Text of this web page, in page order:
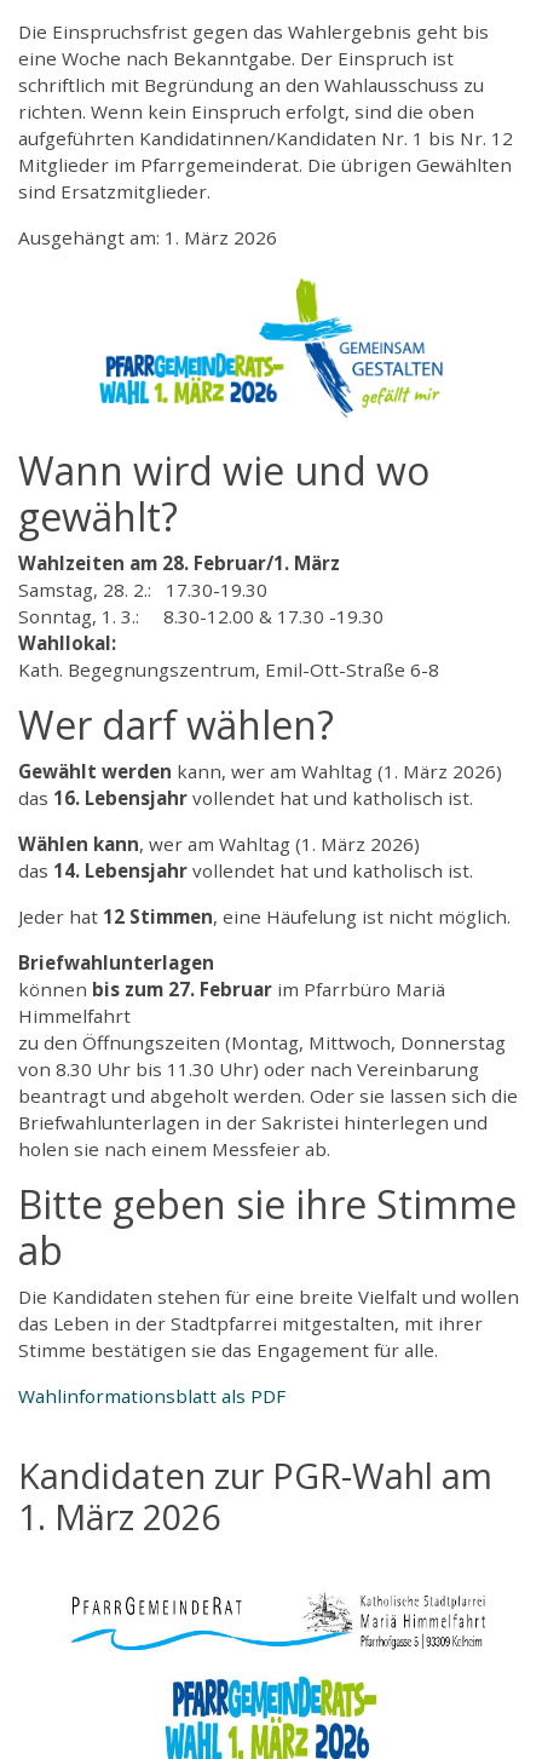
Die Einspruchsfrist gegen das Wahlergebnis geht bis
eine Woche nach Bekanntgabe. Der Einspruch ist
schriftlich mit Begründung an den Wahlausschuss zu
richten. Wenn kein Einspruch erfolgt, sind die oben
aufgeführten Kandidatinnen/Kandidaten Nr. 1 bis Nr. 12
Mitglieder im Pfarrgemeinderat. Die übrigen Gewählten
sind Ersatzmitglieder.
Ausgehängt am: 1. März 2026
Wann wird wie und wo
gewählt?
Wahlzeiten am 28. Februar/1. März
Samstag, 28. 2.: 17.30-19.30
Sonntag, 1. 3.: 8.30-12.00 & 17.30 -19.30
Wahllokal:
Kath. Begegnungszentrum, Emil-Ott-Straße 6-8
Wer darf wählen?
Gewählt werden kann, wer am Wahltag (1. März 2026)
das 16. Lebensjahr vollendet hat und katholisch ist.
Wählen kann, wer am Wahltag (1. März 2026)
das 14. Lebensjahr vollendet hat und katholisch ist.
Jeder hat 12 Stimmen, eine Häufelung ist nicht möglich.
Briefwahlunterlagen
können bis zum 27. Februar im Pfarrbüro Mariä
Himmelfahrt
zu den Öffnungszeiten (Montag, Mittwoch, Donnerstag
von 8.30 Uhr bis 11.30 Uhr) oder nach Vereinbarung
beantragt und abgeholt werden. Oder sie lassen sich die
Briefwahlunterlagen in der Sakristei hinterlegen und
holen sie nach einem Messfeier ab.
Bitte geben sie ihre Stimme
ab
Die Kandidaten stehen für eine breite Vielfalt und wollen
das Leben in der Stadtpfarrei mitgestalten, mit ihrer
Stimme bestätigen sie das Engagement für alle.
Wahlinformationsblatt als PDF
Kandidaten zur PGR-Wahl am
1. März 2026